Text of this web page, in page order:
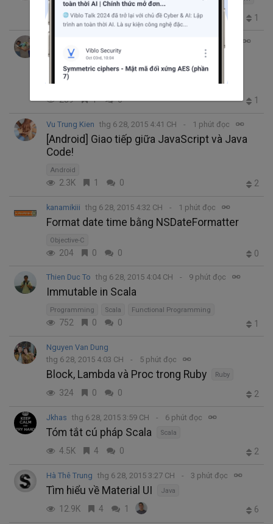
352 0 1 1
CONTINUED: MELT DESIGN ( Bản chất của
UI/UX/loT)
289 1 0 1
Vu Trung Kien thg 6 28, 2015 4:41 CH 1 phút đọc
[Android] Giao tiếp giữa JavaScript và Java
Code!
Android
2.3K 1 0 2
kanamikiii thg 6 28, 2015 4:32 CH 1 phút đọc
Format date time bằng NSDateFormatter
Objective-C
204 0 0 0
Thien Duc To thg 6 28, 2015 4:04 CH 9 phút đọc
Immutable in Scala
Programming Scala Functional Programming
752 0 0 1
Nguyen Van Dung
thg 6 28, 2015 4:03 CH
5 phút đọc
Block, Lambda và Proc trong Ruby Ruby
324 0 0 2
Jkhas thg 6 28, 2015 3:59 CH 6 phút đọc
Tóm tắt cú pháp Scala Scala
4.5K 4 0 2
Hà Thê Trung thg 6 28, 2015 3:27 CH 3 phút đọc
Tìm hiểu về Material UI Java
12.9K 4 1 6